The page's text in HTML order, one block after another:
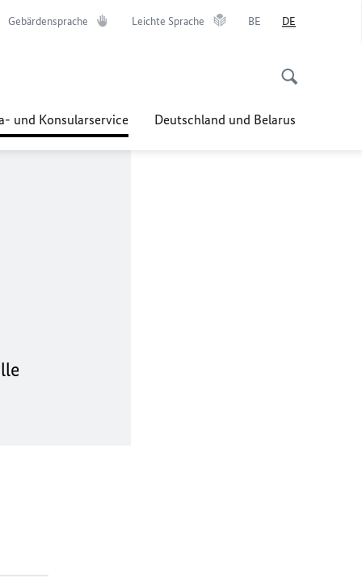
Gebärdensprache Leichte Sprache BE DE
und Konsularservice Deutschland und Belarus